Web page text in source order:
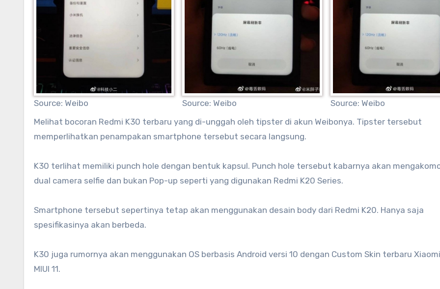
Source: Weibo Source: Weibo
Source: Weibo
Melihat bocoran Redmi K30 terbaru yang di-unggah oleh tipster di akun Weibonya. Tipster tersebut
memperlihatkan penampakan smartphone tersebut secara langsung.
K30 terlihat memiliki punch hole dengan bentuk kapsul. Punch hole tersebut kabarnya akan
dual camera selfie dan bukan Pop-up seperti yang digunakan Redmi K20 Series.
Smartphone tersebut sepertinya tetap akan menggunakan desain body dari Redmi K20. Hanya saja
spesifikasinya akan berbeda.
K30 juga rumornya akan menggunakan OS berbasis Android versi 10 dengan Custom Skin terbaru
MIUI 11.